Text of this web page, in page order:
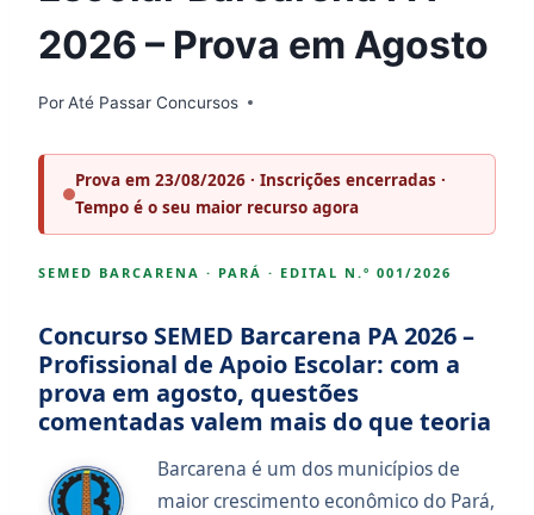
2026 – Prova em Agosto
PorAté Passar Concursos
Prova em 23/08/2026 · Inscrições encerradas ·
Tempo é o seu maior recurso agora
SEMED BARCARENA · PARÁ · EDITAL N.º 001/2026
Concurso SEMED Barcarena PA 2026 –
Profissional de Apoio Escolar: com a
prova em agosto, questões
comentadas valem mais do que teoria
Barcarena é um dos municípios de
maior crescimento econômico do Pará,